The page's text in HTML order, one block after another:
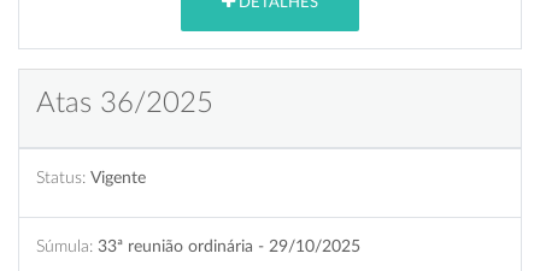
DETALHES
Atas 36/2025
Status: Vigente
Súmula: 33ª reunião ordinária - 29/10/2025